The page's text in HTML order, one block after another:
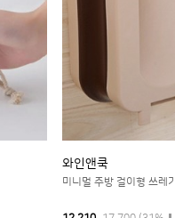
와인앤쿡
미니멀 주방 걸이형 쓰레